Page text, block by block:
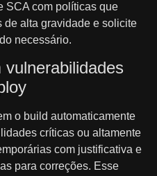
SCA com políticas que
de alta gravidade e solicite
necessário.
o build automaticamente
críticas ou altamente
com justificativa e
para correções. Esse